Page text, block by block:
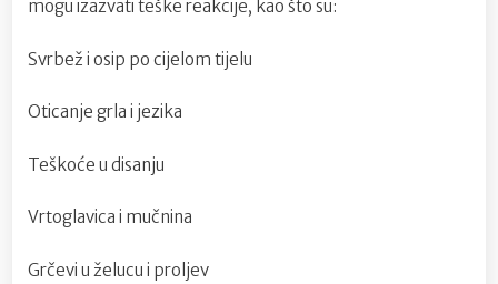
mogu izazvati teške reakcije, kao što su:
Svrbež i osip po cijelom tijelu
Oticanje grla i jezika
Teškoće u disanju
Vrtoglavica i mučnina
Grčevi u želucu i proljev